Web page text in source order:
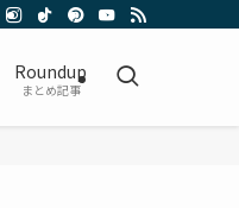
Roundup
まとめ記事